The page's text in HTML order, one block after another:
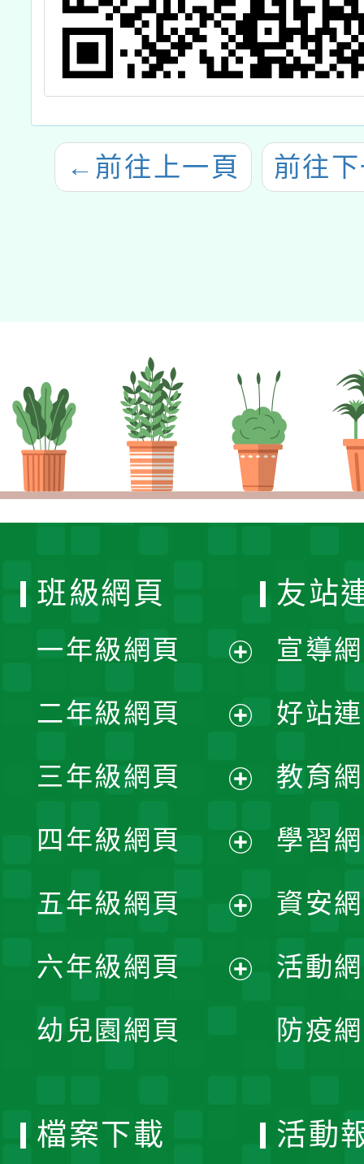
← 前往上一頁 前往
班級網頁
一年級網頁
開
選
單
二年級網頁
開
選
單
三年級網頁
開
選
單
四年級網頁
開
選
五年級網頁
開
六年級網頁
幼兒園網頁
友站
宣導
好站
教育
學習
資安
活動
防疫
檔案下載 活動